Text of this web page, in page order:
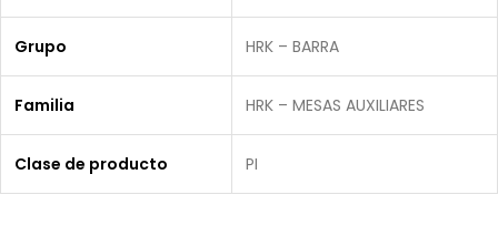
Grupo HRK – BARRA
Familia HRK – MESAS AUXILIARES
Clase de producto PI